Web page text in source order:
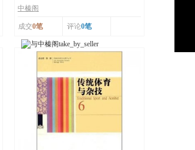
艺 榛香浓郁
中榛阁
成交0笔 评论0笔